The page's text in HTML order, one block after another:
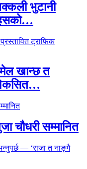
भुटानी
खान्छ त
चौधरी सम्मानित